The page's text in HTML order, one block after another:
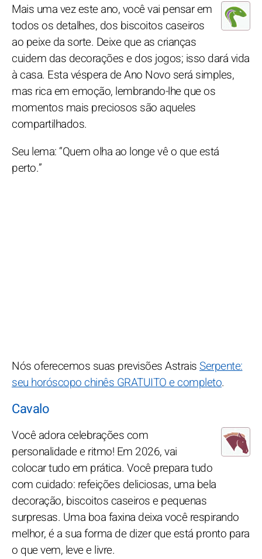
Mais uma vez este ano, você vai pensar em
todos os detalhes, dos biscoitos caseiros
ao peixe da sorte. Deixe que as crianças
cuidem das decorações e dos jogos; isso dará vida
à casa. Esta véspera de Ano Novo será simples,
mas rica em emoção, lembrando-lhe que os
momentos mais preciosos são aqueles
compartilhados.
Seu lema: “Quem olha ao longe vê o que está
perto.”
Nós oferecemos suas previsões AstraisSerpente:
seu horóscopo chinês GRATUITO e completo.
Cavalo
Você adora celebrações com
personalidade e ritmo! Em 2026, vai
colocar tudo em prática. Você prepara tudo
com cuidado: refeições deliciosas, uma bela
decoração, biscoitos caseiros e pequenas
surpresas. Uma boa faxina deixa você respirando
melhor, é a sua forma de dizer que está pronto para
o que vem, leve e livre.